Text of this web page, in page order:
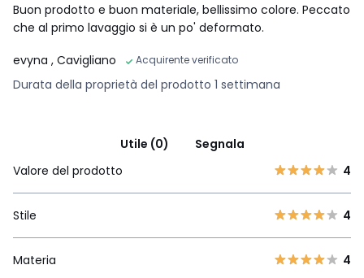
Buon prodotto e buon materiale, bellissimo colore. Peccato
che al primo lavaggio si è un po' deformato.
evyna , Cavigliano Acquirente verificato
Durata della proprietà del prodotto 1 settimana
Utile (0)
Segnala
Valore del prodotto
4
Stile 4
Materia 4